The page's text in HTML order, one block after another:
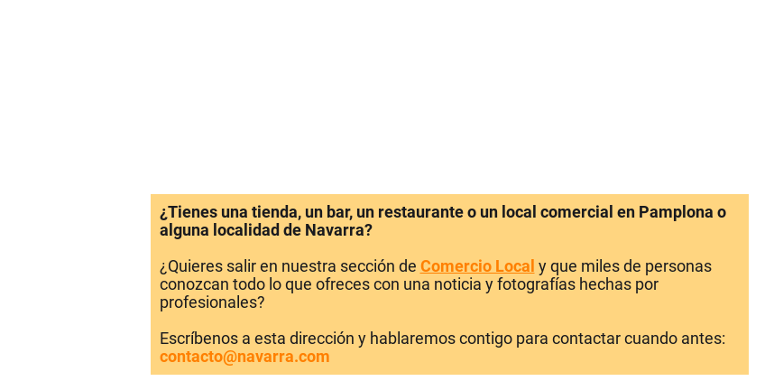
¿Tienes una tienda, un bar, un restaurante o un local comercial en Pamplona o
alguna localidad de Navarra?
¿Quieres salir en nuestra sección de Comercio Local y que miles de personas
conozcan todo lo que ofreces con una noticia y fotografías hechas por
profesionales?
Escríbenos a esta dirección y hablaremos contigo para contactar cuando antes:
contacto@navarra.com